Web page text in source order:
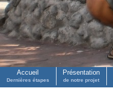
Accueil
Dernières étapes
Présentation
de notre projet